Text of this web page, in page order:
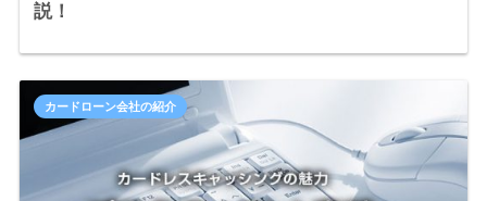
説！
カードローン会社の紹介